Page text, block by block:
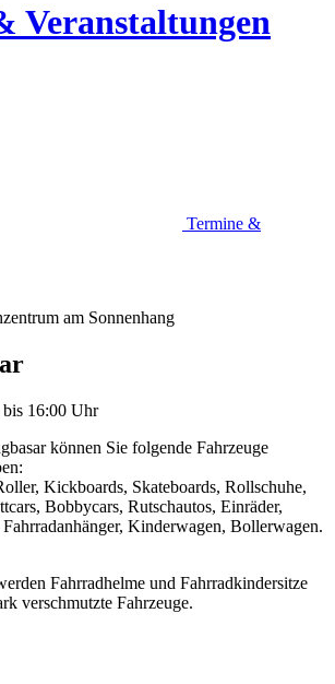
Veranstaltungen
Termine &
am Sonnenhang
bis 16:00 Uhr
können Sie folgende Fahrzeuge
Kickboards, Skateboards, Rollschuhe,
Bobbycars, Rutschautos, Einräder,
Kinderwagen, Bollerwagen.
Fahrradhelme und Fahrradkindersitze
verschmutzte Fahrzeuge.